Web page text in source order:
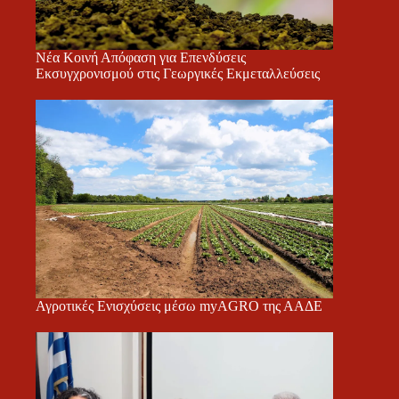
Νέα Κοινή Απόφαση για Επενδύσεις
Εκσυγχρονισμού στις Γεωργικές Εκμεταλλεύσεις
Αγροτικές Ενισχύσεις μέσω myAGRO της ΑΑΔΕ